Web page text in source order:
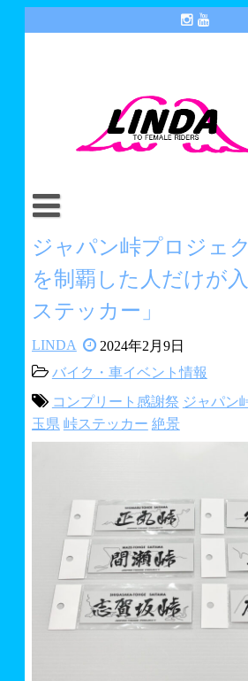
トップ
アイテム・アクセサリーショッ
リサイクルショップ「ANGEL
You Tube LINDAチャンネル
LINDA BLOG
バイク・車イベント情報
ライフプロテクトナビ～秩父地
ジャパン峠プロジェ
を制覇した人だけが
ステッカー」
LINDA
2024年2月9日
バイク・車イベント情報
コンプリート感謝祭 ジャパン
玉県 峠ステッカー 絶景